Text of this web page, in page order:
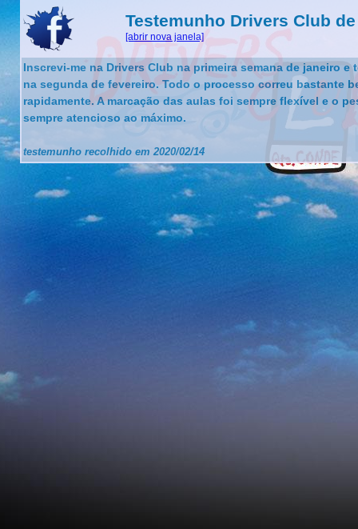
Testemunho Drivers Club
[abrir nova janela]
Inscrevi-me na Drivers Club na primeira semana de janeiro e
na segunda de fevereiro. Todo o processo correu bastante
rapidamente. A marcação das aulas foi sempre flexível e o
sempre atencioso ao máximo.
testemunho recolhido em 2020/02/14